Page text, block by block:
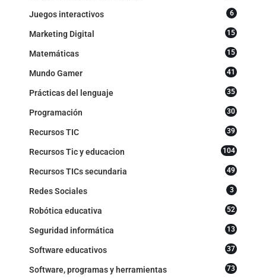
Juegos interactivos 6
Marketing Digital 15
Matemáticas 15
Mundo Gamer 41
Prácticas del lenguaje 35
Programación 30
Recursos TIC 39
Recursos Tic y educacion 104
Recursos TICs secundaria 49
Redes Sociales 3
Robótica educativa 52
Seguridad informática 13
Software educativos 37
Software, programas y herramientas 73